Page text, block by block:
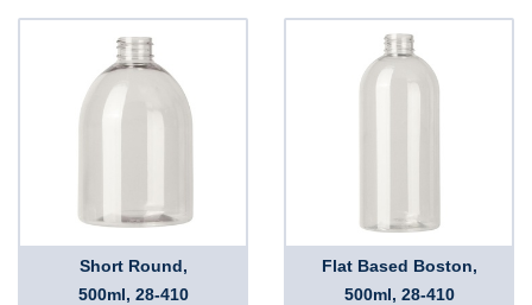
Short Round,
500ml, 28-410
Flat Based Boston,
500ml, 28-410